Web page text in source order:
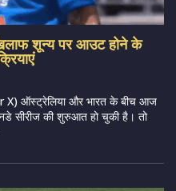
शून्य पर आउट होने के
ऑस्ट्रेलिया और भारत के बीच आज
सीरीज की शुरुआत हो चुकी है। तो